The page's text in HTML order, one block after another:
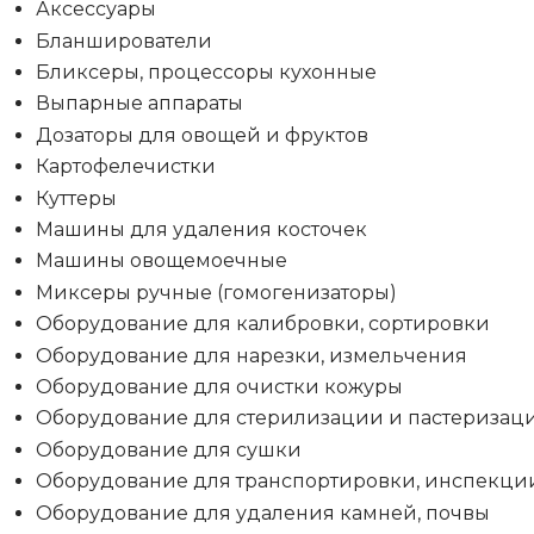
Аксессуары
Бланширователи
Бликсеры, процессоры кухонные
Выпарные аппараты
Дозаторы для овощей и фруктов
Картофелечистки
Куттеры
Машины для удаления косточек
Машины овощемоечные
Миксеры ручные (гомогенизаторы)
Оборудование для калибровки, сортировки
Оборудование для нарезки, измельчения
Оборудование для очистки кожуры
Оборудование для стерилизации и
Оборудование для сушки
Оборудование для транспортировки,
Оборудование для удаления камней, почвы